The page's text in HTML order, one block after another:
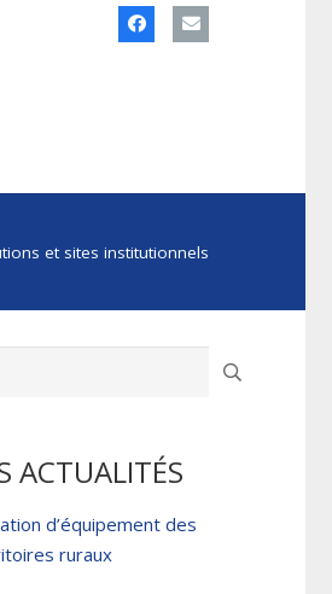
et sites institutionnels
ACTUALITÉS
d’équipement des
ruraux